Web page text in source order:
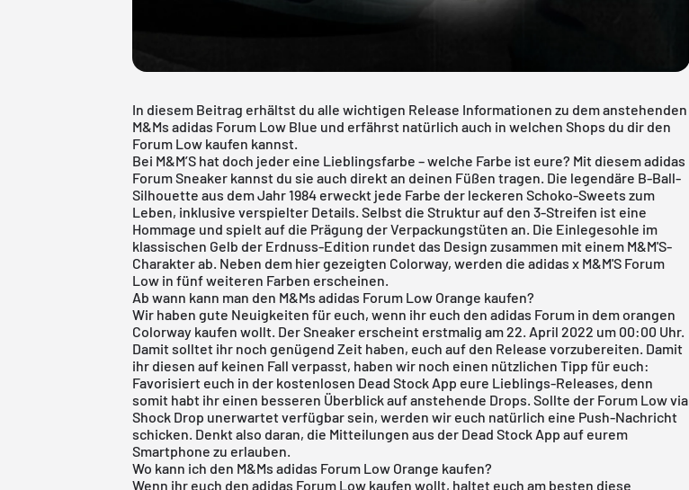
In diesem Beitrag erhältst du alle wichtigen Release Informationen zu dem anstehenden
M&Ms adidas Forum Low Blue und erfährst natürlich auch in welchen Shops du dir den
Forum Low kaufen kannst.
Bei M&M’S hat doch jeder eine Lieblingsfarbe – welche Farbe ist eure? Mit diesemadidas
Forum Sneaker kannst du sie auch direkt an deinen Füßen tragen. Die legendäre B-Ball-
Silhouette aus dem Jahr 1984 erweckt jede Farbe der leckeren Schoko-Sweets zum
Leben, inklusive verspielter Details. Selbst die Struktur auf den 3-Streifen ist eine
Hommage und spielt auf die Prägung der Verpackungstüten an. Die Einlegesohle im
klassischen Gelb der Erdnuss-Edition rundet das Design zusammen mit einem M&M'S-
Charakter ab. Neben dem hier gezeigten Colorway, werden die adidas x M&M'S Forum
Low in fünf weiteren Farben erscheinen.
Ab wann kann man den M&Ms adidas Forum Low Orange kaufen?
Wir haben gute Neuigkeiten für euch, wenn ihr euch den adidas Forum in dem orangen
Colorway kaufen wollt. Der Sneaker erscheint erstmalig am 22. April 2022 um 00:00 Uhr.
Damit solltet ihr noch genügend Zeit haben, euch auf den Release vorzubereiten. Damit
ihr diesen auf keinen Fall verpasst, haben wir noch einen nützlichen Tipp für euch:
Favorisiert euch in der kostenlosen Dead Stock App eure Lieblings-Releases, denn
somit habt ihr einen besseren Überblick auf anstehende Drops. Sollte der Forum Low via
Shock Drop unerwartet verfügbar sein, werden wir euch natürlich eine Push-Nachricht
schicken. Denkt also daran, die Mitteilungen aus der Dead Stock App auf eurem
Smartphone zu erlauben.
Wo kann ich den M&Ms adidas Forum Low Orange kaufen?
Wenn ihr euch den adidas Forum Low kaufen wollt, haltet euch am besten diese